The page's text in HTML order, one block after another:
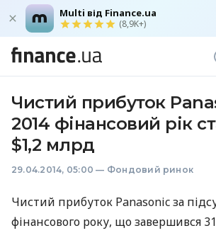
Multi від Finance.ua
(8,9K+)
Чистий прибуток
2014 фінансовий рік
$1,2 млрд
29.04.2014, 05:00 — Фондовий ринок
Чистий прибуток Panasonic за
фінансового року, що завершився